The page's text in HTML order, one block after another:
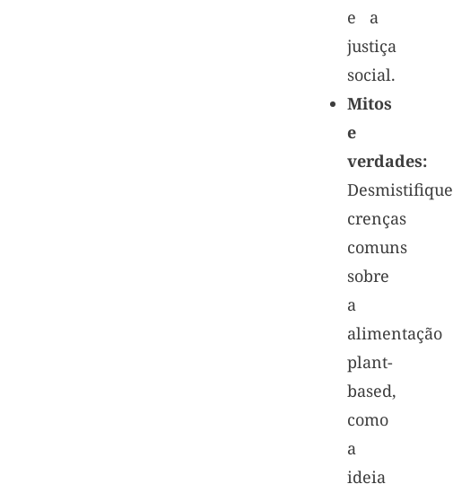
e a
justiça
social.
Mitos
e
verdades:
Desmistifique
crenças
comuns
sobre
a
alimentação
plant-
based,
como
a
ideia